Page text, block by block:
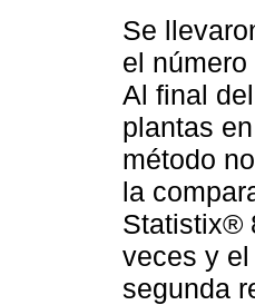
Se
el
Al final
plantas
método
la
Statistix®
veces y
segunda